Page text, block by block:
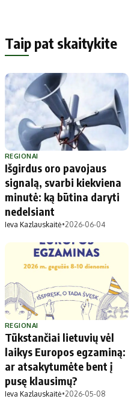
Taip pat skaitykite
REGIONAI
Išgirdus oro pavojaus
signalą, svarbi kiekviena
minutė: ką būtina daryti
nedelsiant
Ieva Kazlauskaitė•2026-06-04
REGIONAI
Tūkstančiai lietuvių vėl
laikys Europos egzaminą:
ar atsakytumėte bent į
pusę klausimų?
Ieva Kazlauskaitė•2026-05-08